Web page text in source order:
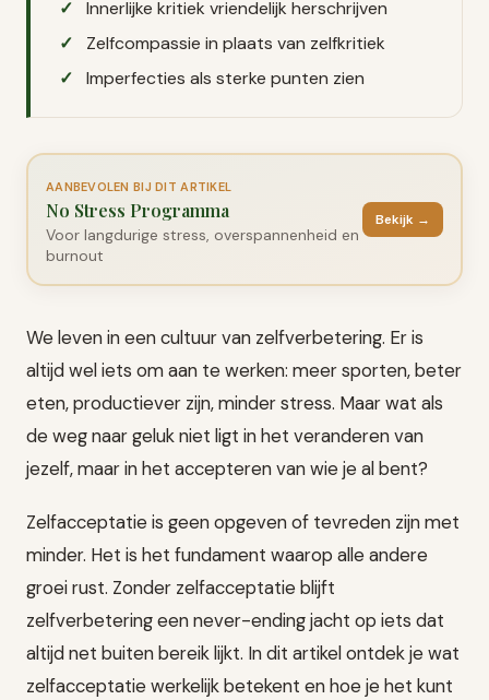
Innerlijke kritiek vriendelijk herschrijven
Zelfcompassie in plaats van zelfkritiek
Imperfecties als sterke punten zien
AANBEVOLEN BIJ DIT ARTIKEL
No Stress Programma
Voor langdurige stress, overspannenheid en
burnout
Bekijk →
We leven in een cultuur van zelfverbetering. Er is
altijd wel iets om aan te werken: meer sporten, beter
eten, productiever zijn, minder stress. Maar wat als
de weg naar geluk niet ligt in het veranderen van
jezelf, maar in het accepteren van wie je al bent?
Zelfacceptatie is geen opgeven of tevreden zijn met
minder. Het is het fundament waarop alle andere
groei rust. Zonder zelfacceptatie blijft
zelfverbetering een never-ending jacht op iets dat
altijd net buiten bereik lijkt. In dit artikel ontdek je wat
zelfacceptatie werkelijk betekent en hoe je het kunt